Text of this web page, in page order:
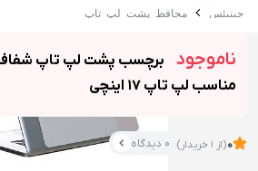
جینیئس محافظ پشت لپ تاپ
ناموجود
مناسب لپ تاپ 17 اینچی
0(از 1 خریدار) 0 دیدگاه